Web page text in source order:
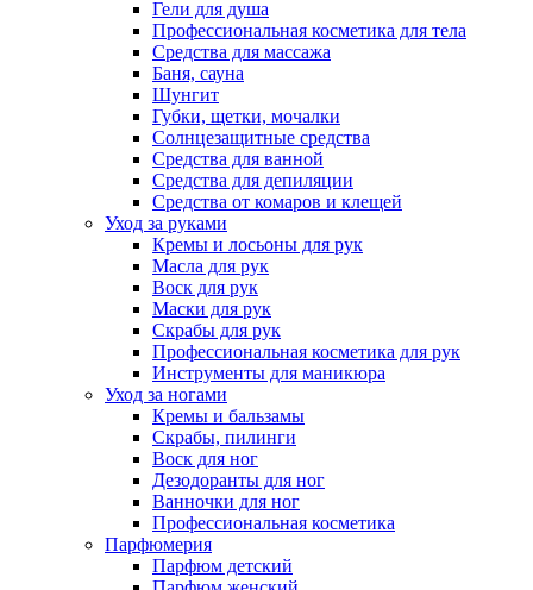
Гели для душа
Профессиональная косметика для тела
Средства для массажа
Баня, сауна
Шунгит
Губки, щетки, мочалки
Солнцезащитные средства
Средства для ванной
Средства для депиляции
Средства от комаров и клещей
Уход за руками
Кремы и лосьоны для рук
Масла для рук
Воск для рук
Маски для рук
Скрабы для рук
Профессиональная косметика для рук
Инструменты для маникюра
Уход за ногами
Кремы и бальзамы
Скрабы, пилинги
Воск для ног
Дезодоранты для ног
Ванночки для ног
Профессиональная косметика
Парфюмерия
Парфюм детский